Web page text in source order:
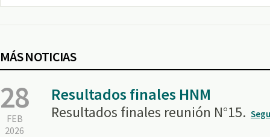
MÁS NOTICIAS
28
FEB
2026
Resultados finales HNM
Resultados finales reunión N°15.